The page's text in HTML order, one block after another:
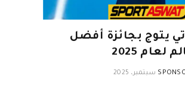
يتوج بجائزة أفضل
2025